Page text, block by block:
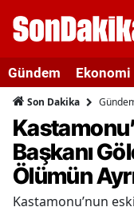
Gündem Ekonomi
Son Dakika
Başkanı
Ölümün
Kastamonu’nun